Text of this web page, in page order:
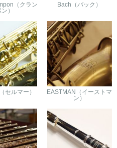
（クラン
）
Bach（バック）
セルマー）
EASTMAN（イーストマ
ン）